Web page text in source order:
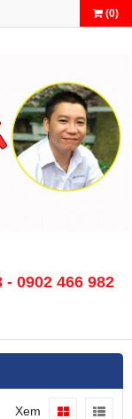
(0)
- 0902 466 982
Xem